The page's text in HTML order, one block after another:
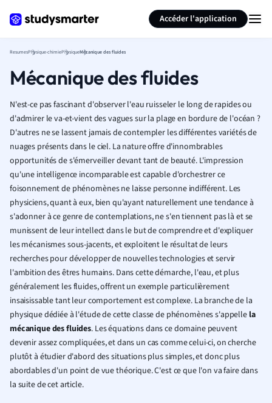
Accéder l'application
ResumesPhysique-chimiePhysiqueMécanique des fluides
Mécanique des fluides
N'est-ce pas fascinant d'observer l'eau ruisseler le long de rapides ou
d'admirer le va-et-vient des vagues sur la plage en bordure de l'océan ?
D'autres ne se lassent jamais de contempler les différentes variétés de
nuages présents dans le ciel. La nature offre d'innombrables
opportunités de s'émerveiller devant tant de beauté. L'impression
qu'une intelligence incomparable est capable d'orchestrer ce
foisonnement de phénomènes ne laisse personne indifférent. Les
physiciens, quant à eux, bien qu'ayant naturellement une tendance à
s'adonner à ce genre de contemplations, ne s'en tiennent pas là et se
munissent de leur intellect dans le butde comprendre etd'expliquer
les mécanismes sous-jacents,et exploitent le résultat de leurs
recherches pour développer de nouvelles technologies et servir
l'ambition des êtres humains. Dans cette démarche, l'eau, et plus
généralement les fluides, offrent un exemple particulièrement
insaisissable tant leur comportement est complexe. La branche de la
physique dédiée à l'étude de cette classe de phénomènes s'appellela
mécanique des fluides. Les équations dans ce domaine peuvent
devenir assez compliquées, et dans un cas comme celui-ci, on cherche
plutôt à étudierd'abord des situations plus simples, et donc plus
abordables d'un point de vue théorique. C'est ce que l'on va faire dans
la suite de cet article.
Résumer la page